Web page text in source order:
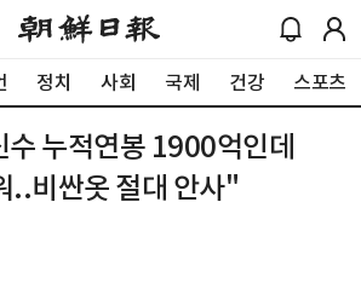
정치 사회 국제 건강 스포츠
누적연봉 1900억인데
..비싼옷 절대 안사"